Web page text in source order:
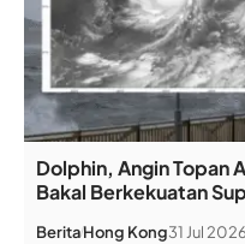
Dolphin, Angin Topan
Bakal Berkekuatan
BeritaHong Kong31 Jul 2026